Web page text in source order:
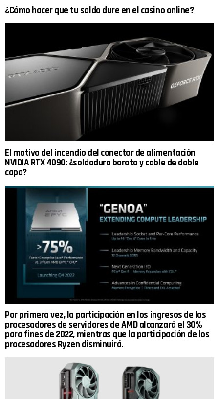
¿Cómo hacer que tu saldo dure en el casino online?
El motivo del incendio del conector de alimentación
NVIDIA RTX 4090: ¿soldadura barata y cable de doble
capa?
Por primera vez, la participación en los ingresos de los
procesadores de servidores de AMD alcanzará el 30%
para fines de 2022, mientras que la participación de los
procesadores Ryzen disminuirá.